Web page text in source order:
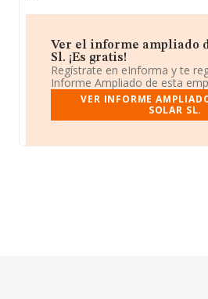
Ver el informe ampliado
Sl. ¡Es gratis!
Regístrate en eInforma y te
Informe Ampliado de esta
VER INFORME
SOLAR SL.